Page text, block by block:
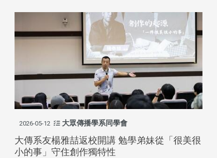
2026-05-12 大眾傳播學系同學會
大傳系友楊雅喆返校開講 勉學弟妹從「很美很
小的事」守住創作獨特性